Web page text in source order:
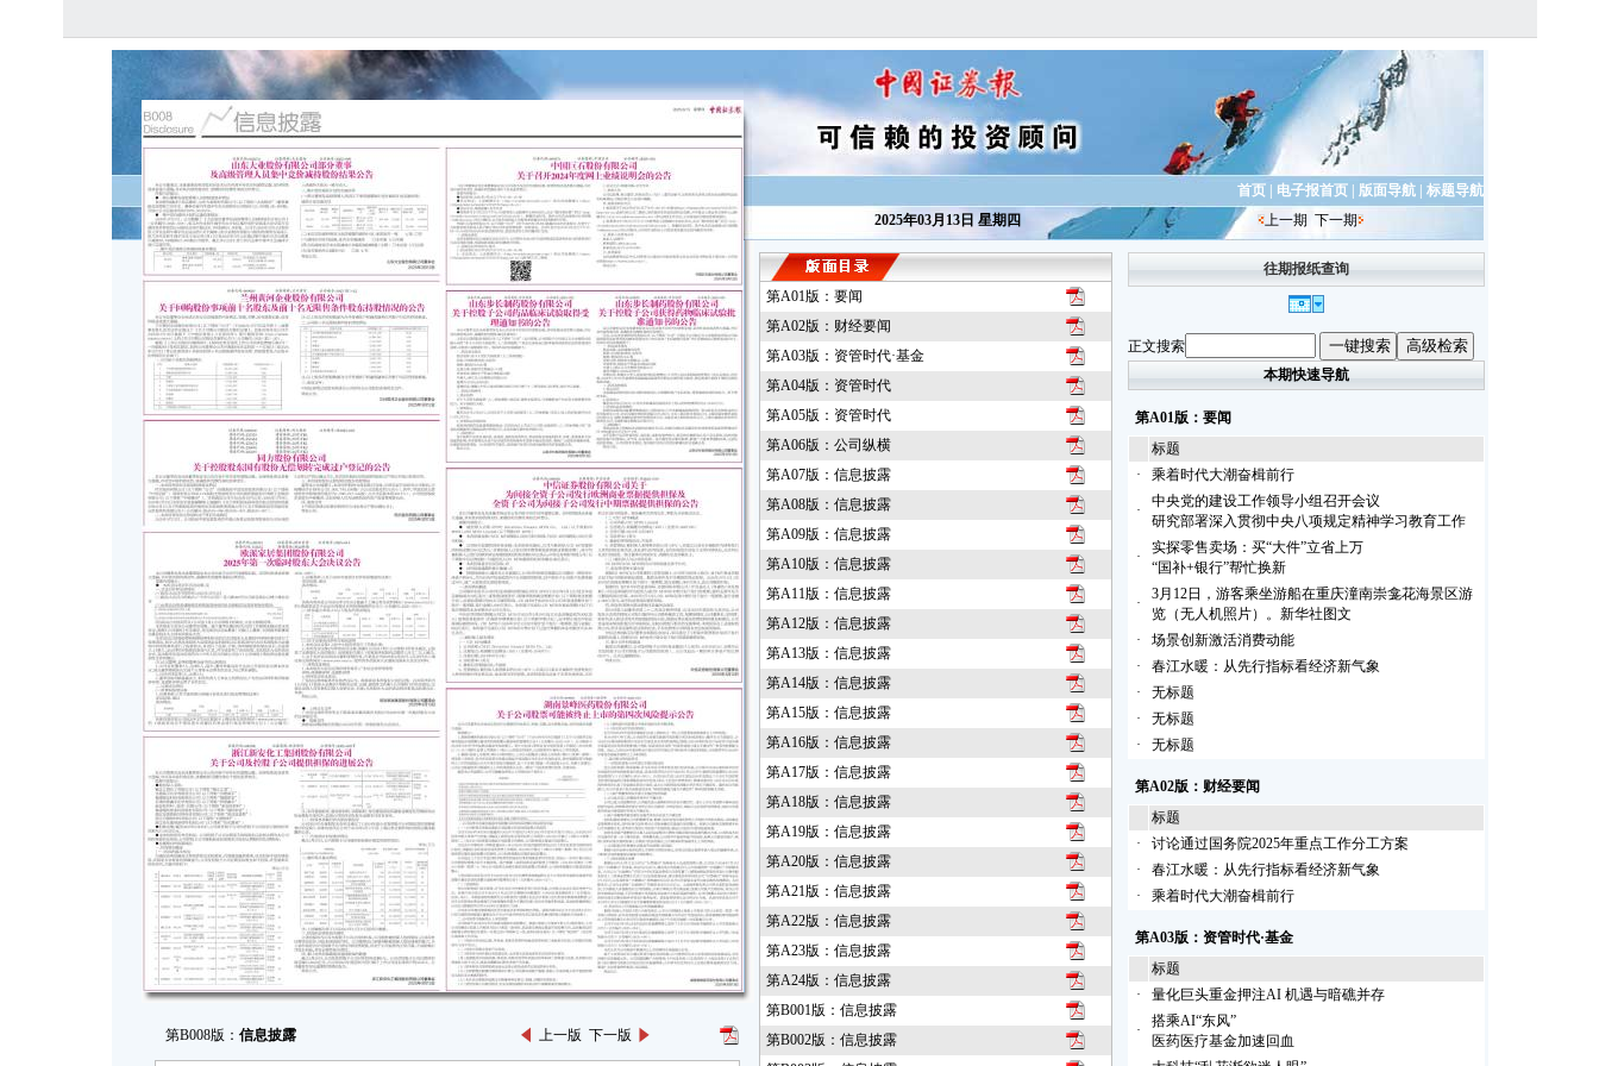
第B008版： 信息披露 上一版 下一版
首页| 电子报首页| 版面导航| 标题导航
2025年03月13日 星期四
上一期 下一期
第A01版：要闻
第A02版：财经要闻
第A03版：资管时代·基金
第A04版：资管时代
第A05版：资管时代
第A06版：公司纵横
第A07版：信息披露
第A08版：信息披露
第A09版：信息披露
第A10版：信息披露
第A11版：信息披露
第A12版：信息披露
第A13版：信息披露
第A14版：信息披露
第A15版：信息披露
第A16版：信息披露
第A17版：信息披露
第A18版：信息披露
第A19版：信息披露
第A20版：信息披露
第A21版：信息披露
第A22版：信息披露
第A23版：信息披露
第A24版：信息披露
第B001版：信息披露
第B002版：信息披露
往期报纸查询
正文搜索
本期快速导航
第A01版：要闻
标题
·
乘着时代大潮奋楫前行
·
中央党的建设工作领导小组召开会议
研究部署深入贯彻中央八项规定精神学习教育工作
·
实探零售卖场：买“大件”立省上万
“国补+银行”帮忙换新
·
3月12日，游客乘坐游船在重庆潼南崇龛花海景区游
览（无人机照片）。新华社图文
·
场景创新激活消费动能
·
春江水暖：从先行指标看经济新气象
·
无标题
·
无标题
·
无标题
第A02版：财经要闻
标题
·
讨论通过国务院2025年重点工作分工方案
·
春江水暖：从先行指标看经济新气象
·
乘着时代大潮奋楫前行
第A03版：资管时代·基金
标题
·
量化巨头重金押注AI 机遇与暗礁并存
·
搭乘AI“东风”
医药医疗基金加速回血